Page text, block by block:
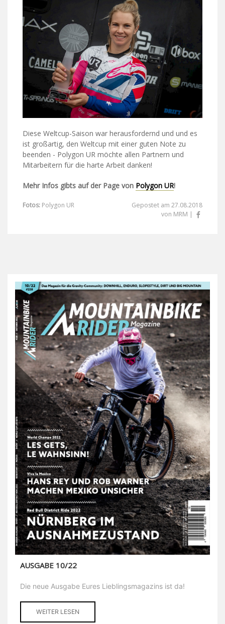
Diese Weltcup-Saison war herausfordernd und und es
ist großartig, den Weltcup mit einer guten Note zu
beenden - Polygon UR möchte allen Partnern und
Mitarbeitern für die harte Arbeit danken!
Mehr Infos gibts auf der Page von Polygon UR!
Fotos: Polygon UR
Gepostet am 27.08.2018
von MRM |
AUSGABE 10/22
Die neue Ausgabe Eures Lieblingsmagazins ist da!
WEITER LESEN